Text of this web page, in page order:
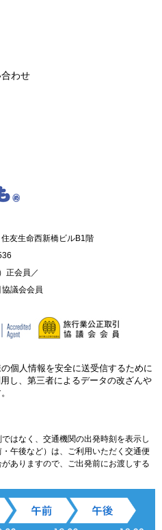
わせ
友生命西新橋ビルB1階
正会員／
協議会会員
個人情報を安全に送受信するために
し、第三者によるデータの改ざんや
はなく、交通機関の出発時刻を表示し
午後など）は、ご利用いただく交通便
ありますので、ご出発前にお渡しする